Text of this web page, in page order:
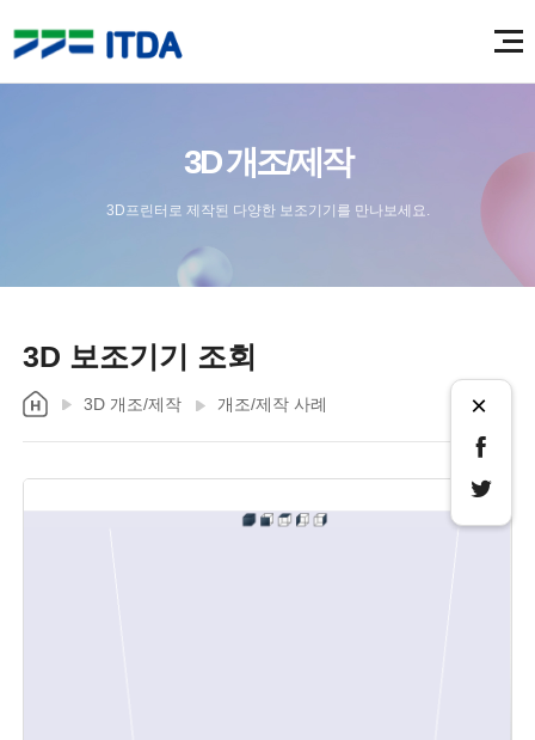
3D 개조/제작
3D프린터로 제작된 다양한 보조기기를 만나보세요.
3D 보조기기 조회
3D 개조/제작 개조/제작 사례 ×